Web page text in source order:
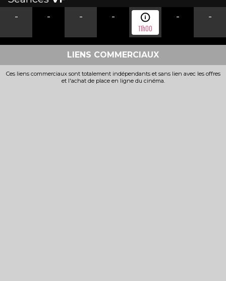
-
- - -
11h00
- -
LIENS COMMERCIAUX
Ces liens commerciaux sont totalement indépendants et sans lien avec les offres
et l'achat de place en ligne du cinéma.